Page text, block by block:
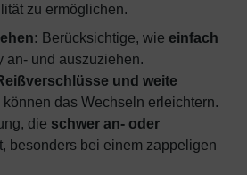
zu ermöglichen.
Berücksichtige, wie einfach
an- und auszuziehen.
und weite
können das Wechseln erleichtern.
die schwer an- oder
besonders bei einem zappeligen